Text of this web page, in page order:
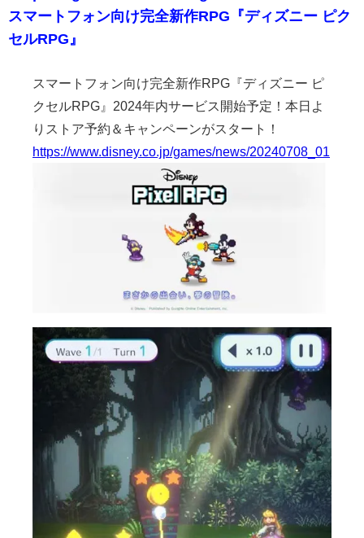
スマートフォン向け完全新作RPG『ディズニー ピク
セルRPG』
スマートフォン向け完全新作RPG『ディズニー ピ
クセルRPG』2024年内サービス開始予定！本日よ
りストア予約＆キャンペーンがスタート！
https://www.disney.co.jp/games/news/20240708_01